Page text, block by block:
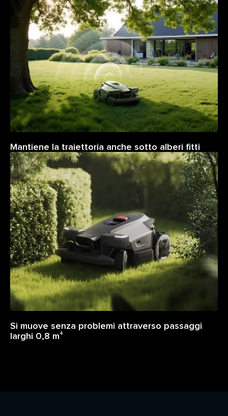
Mantiene la traiettoria anche sotto alberi fitti
Si muove senza problemi attraverso passaggi
larghi 0,8 m4